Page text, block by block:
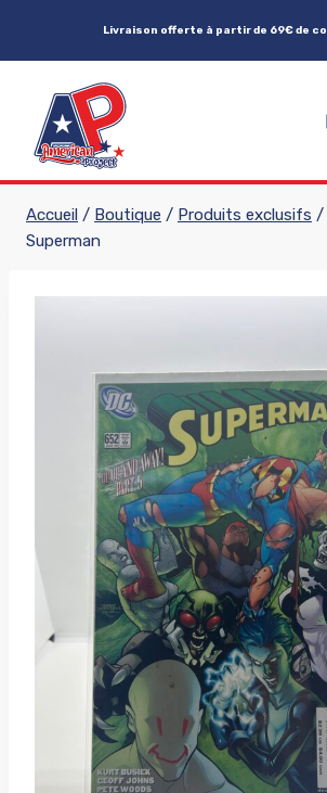
Livraison offerte à partir de 69€ de
Accueil / Boutique / Produits exclusifs /
Superman